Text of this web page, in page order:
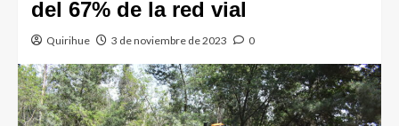
del 67% de la red vial
Quirihue 3 de noviembre de 2023 0